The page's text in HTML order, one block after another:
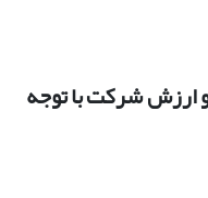
ارزش شرکت با توجه